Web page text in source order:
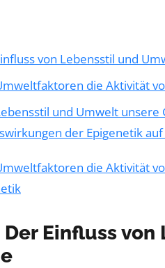
von Lebensstil und
die Aktivität
und Umwelt unsere
der Epigenetik
die Aktivität
Einfluss